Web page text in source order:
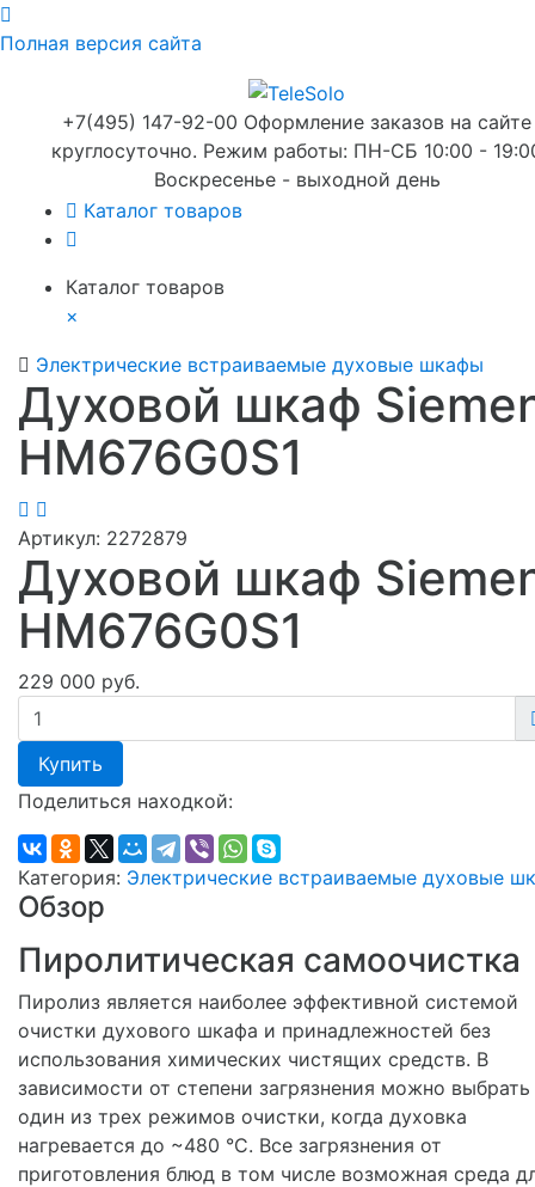
Полная версия сайта
+7(495) 147-92-00 Оформление заказов на сайте
круглосуточно. Режим работы: ПН-СБ 10:00 -
Воскресенье - выходной день
Каталог товаров
Каталог товаров
×
Электрические встраиваемые духовые шкафы
Духовой шкаф
HM676G0S1
Артикул: 2272879
Духовой шкаф
HM676G0S1
229 000 руб.
Купить
Поделиться находкой:
Категория: Электрические встраиваемые духовые
Обзор
Пиролитическая самоочистка
Пиролиз является наиболее эффективной системой
очистки духового шкафа и принадлежностей без
использования химических чистящих средств. В
зависимости от степени загрязнения можно выбрать
один из трех режимов очистки, когда духовка
нагревается до ~480 °С. Все загрязнения от
приготовления блюд в том числе возможная среда